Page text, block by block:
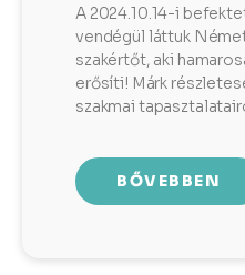
A 2024.10.14-i
vendégül láttuk
szakértőt, aki
erősíti! Márk
szakmai
BŐVEBBEN